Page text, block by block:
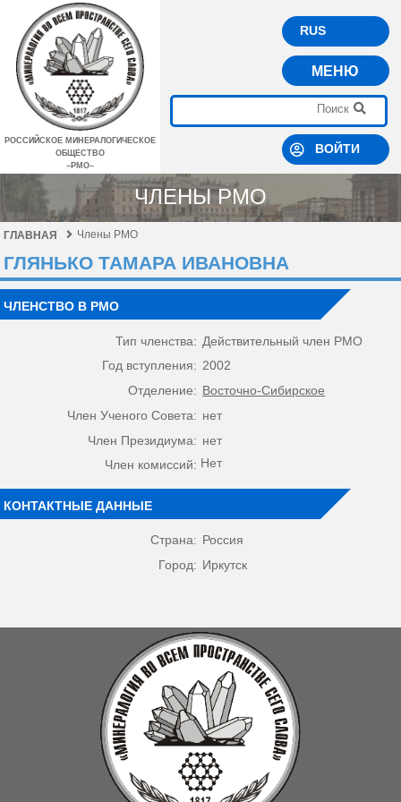
РОССИЙСКОЕ МИНЕРАЛОГИЧЕСКОЕ
ОБЩЕСТВО
–РМО–
RUS
МЕНЮ
ВОЙТИ
ЧЛЕНЫ РМО
ГЛАВНАЯ Члены РМО
ГЛЯНЬКО ТАМАРА ИВАНОВНА
ЧЛЕНСТВО В РМО
Тип членства: Действительный член РМО
Год вступления: 2002
Отделение: Восточно-Сибирское
Член Ученого Совета: нет
Член Президиума: нет
Член комиссий: Нет
КОНТАКТНЫЕ ДАННЫЕ
Страна: Россия
Город: Иркутск